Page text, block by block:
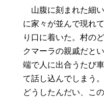
山腹に刻まれた細
に家々が並んで現れ
り口に着いた。村の
クマーラの親戚だと
端で人に出合うたび
て話し込んでしまう。
どうしたんだい、こ